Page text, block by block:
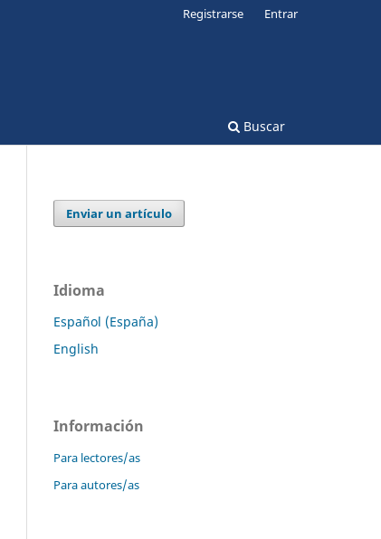
Buscar
Registrarse Entrar
Enviar un artículo
Idioma
Español (España)
English
Información
Para lectores/as
Para autores/as